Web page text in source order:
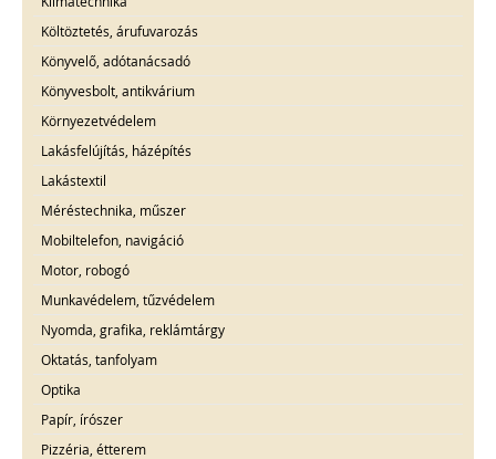
Költöztetés, árufuvarozás
Könyvelő, adótanácsadó
Könyvesbolt, antikvárium
Környezetvédelem
Lakásfelújítás, házépítés
Lakástextil
Méréstechnika, műszer
Mobiltelefon, navigáció
Motor, robogó
Munkavédelem, tűzvédelem
Nyomda, grafika, reklámtárgy
Oktatás, tanfolyam
Optika
Papír, írószer
Pizzéria, étterem